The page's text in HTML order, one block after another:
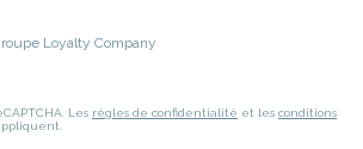
Loyalty Company
Les règles de confidentialité et les conditions